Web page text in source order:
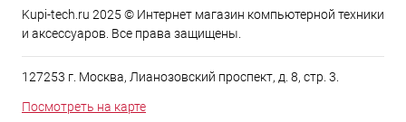
Kupi-tech.ru 2025 © Интернет магазин компьютерной техники
и аксессуаров. Все права защищены.
127253 г. Москва, Лианозовский проспект, д. 8, стр. 3.
Посмотреть на карте